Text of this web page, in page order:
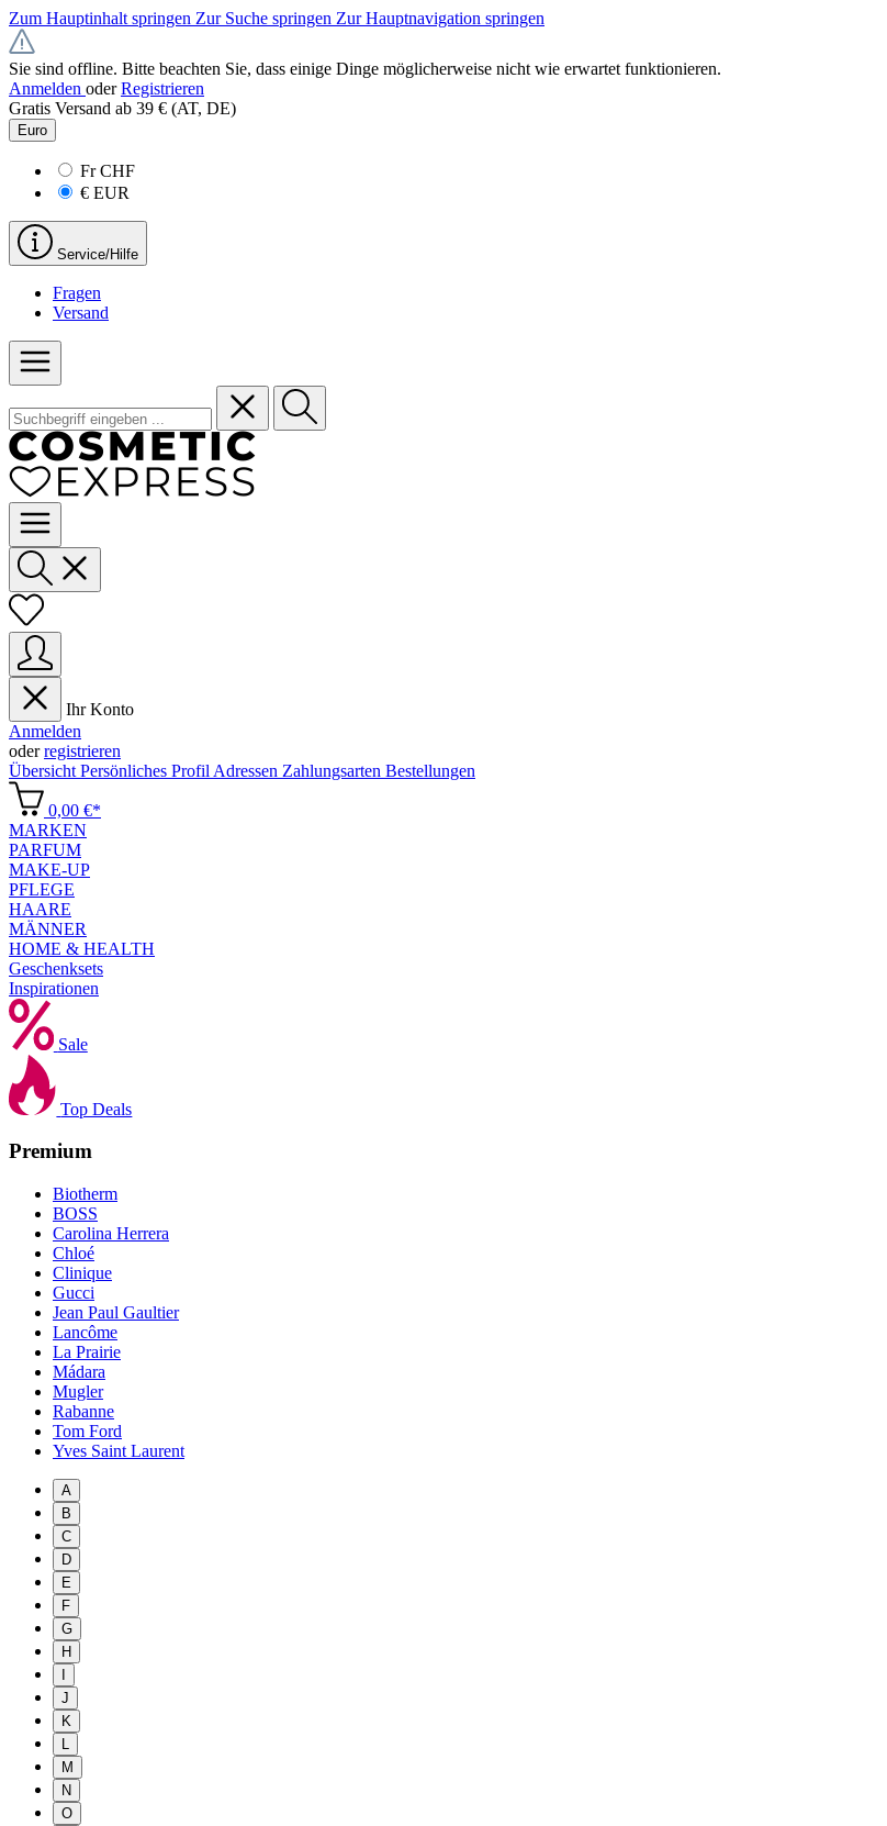
Zum Hauptinhalt springen Zur Suche springen Zur Hauptnavigation springen
Sie sind offline. Bitte beachten Sie, dass einige Dinge möglicherweise nicht wie erwartet funktionieren.
Anmelden oder Registrieren
Gratis Versand ab 39 € (AT, DE)
Euro
FrCHF
€ EUR
Service/Hilfe
Fragen
Versand
Ihr Konto
Anmelden
oderregistrieren
Übersicht Persönliches Profil Adressen Zahlungsarten Bestellungen
0,00 €*
MARKEN
PARFUM
MAKE-UP
PFLEGE
HAARE
MÄNNER
HOME & HEALTH
Geschenksets
Inspirationen
Sale
Top Deals
Premium
Biotherm
BOSS
Carolina Herrera
Chloé
Clinique
Gucci
Jean Paul Gaultier
Lancôme
La Prairie
Mádara
Mugler
Rabanne
Tom Ford
Yves Saint Laurent
A
B
C
D
E
F
G
H
J
K
L
M
N
O